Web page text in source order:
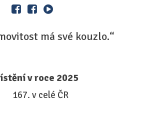
má své kouzlo.“
v roce 2025
167. v celé ČR